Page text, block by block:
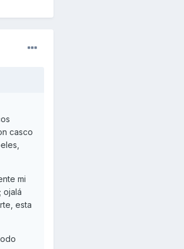
casco
mi
ojalá
esta